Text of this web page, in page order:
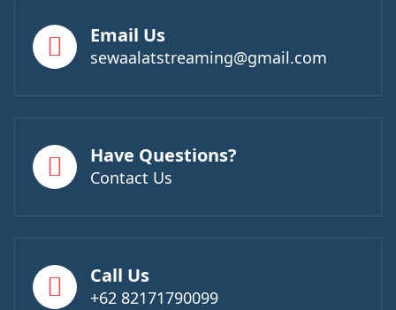
Email Us
sewaalatstreaming@gmail.com
Have Questions?
Contact Us
Call Us
+62 82171790099